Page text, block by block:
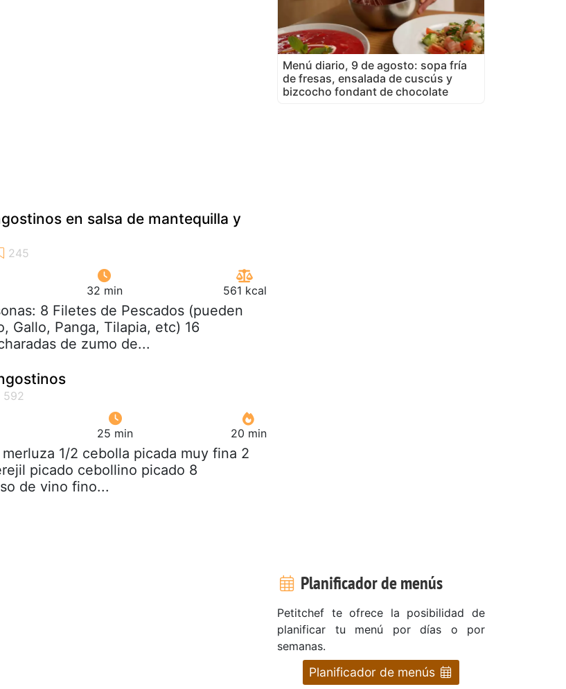
en salsa de mantequilla y
32 min 561 kcal
8 Filetes de Pescados (pueden
Gallo, Panga, Tilapia, etc) 16
de zumo de...
25 min 20 min
1/2 cebolla picada muy fina 2
picado cebollino picado 8
de vino fino...
Menú diario, 9 de agosto: sopa fría
de fresas, ensalada de cuscús y
bizcocho fondant de chocolate
Planificador de menús
Petitchef te ofrece la posibilidad de
planificar tu menú por días o por
semanas.
Planificador de menús